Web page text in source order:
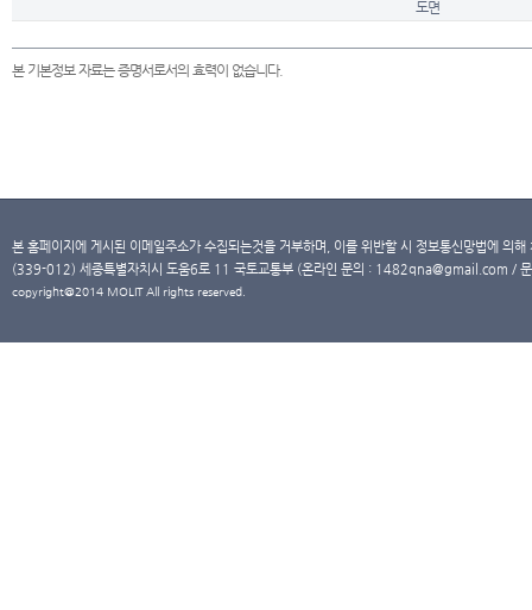
도면
본 기본정보 자료는 증명서로서의 효력이 없습니다.
본 홈페이지에 게시된 이메일주소가 수집되는것을 거부하며, 이를 위반할 시 정보통신망법에 의
(339-012) 세종특별자치시 도움6로 11 국토교통부 (온라인 문의 : 1482qna@gmail.com /
copyright@2014 MOLIT All rights reserved.